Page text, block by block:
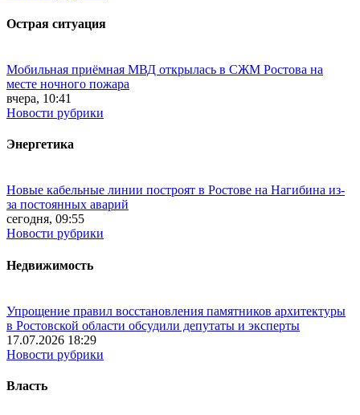
Острая ситуация
Мобильная приёмная МВД открылась в СЖМ Ростова на
месте ночного пожара
вчера, 10:41
Новости рубрики
Энергетика
Новые кабельные линии построят в Ростове на Нагибина из-
за постоянных аварий
сегодня, 09:55
Новости рубрики
Недвижимость
Упрощение правил восстановления памятников архитектуры
в Ростовской области обсудили депутаты и эксперты
17.07.2026 18:29
Новости рубрики
Власть